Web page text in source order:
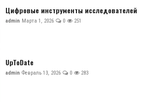
Цифровые инструменты исследователей
admin Марта 1, 2026 0 251
UpToDate
admin Февраль 13, 2026 0 283